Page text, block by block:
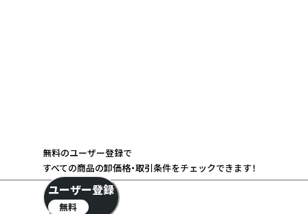
無料のユーザー登録で
すべての商品の卸価格・取引条件をチェックできます！
ユーザー登録
無料